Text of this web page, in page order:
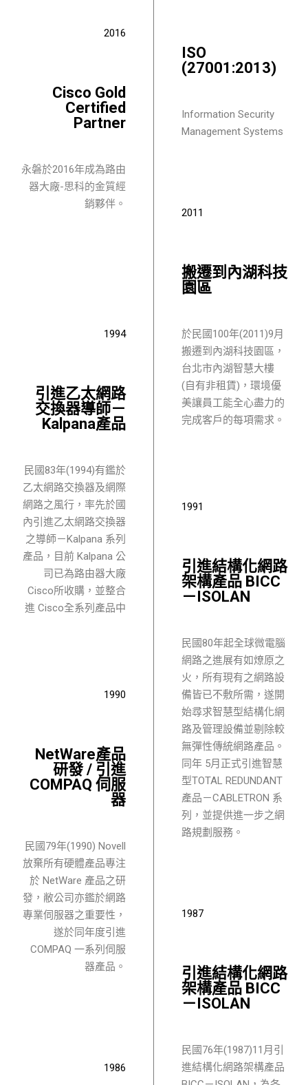
2016
Cisco Gold
Certified
Partner
永磐於2016年成為路由
器大廠-思科的金質經
銷夥伴。
1994
引進乙太網路
交換器導師－
Kalpana產品
民國83年(1994)有鑑於
乙太網路交換器及網際
網路之風行，率先於國
內引進乙太網路交換器
之導師－Kalpana 系列
產品，目前 Kalpana 公
司已為路由器大廠
Cisco所收購，並整合
進 Cisco全系列產品中
1990
NetWare產品
研發 / 引進
COMPAQ 伺服
器
民國79年(1990) Novell
放棄所有硬體產品專注
於 NetWare 產品之研
發，敝公司亦鑑於網路
專業伺服器之重要性，
遂於同年度引進
COMPAQ 一系列伺服
器產品 。
1986
ISO
(27001:2013)​
Information Security
Management Systems
2011
搬遷到內湖科技
園區
於民國100年(2011)9月
搬遷到內湖科技園區，
台北市內湖智慧大樓
(自有非租賃)，環境優
美讓員工能全心盡力的
完成客戶的每項需求。
1991
引進結構化網路
架構產品 BICC
－ISOLAN
民國80年起全球微電腦
網路之進展有如燎原之
火，所有現有之網路設
備皆已不敷所需，遂開
始尋求智慧型結構化網
路及管理設備並剔除較
無彈性傳統網路產品。
同年 5月正式引進智慧
型TOTAL REDUNDANT
產品－CABLETRON 系
列，並提供進一步之網
路規劃服務。
1987
引進結構化網路
架構產品 BICC
－ISOLAN
民國76年(1987)11月引
進結構化網路架構產品